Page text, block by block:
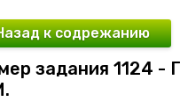
к содрежанию
задания 1124 -